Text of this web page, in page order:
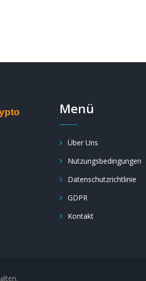
Menü
Über Uns
Nutzungsbedingungen
Datenschutzrichtlinie
GDPR
Kontakt